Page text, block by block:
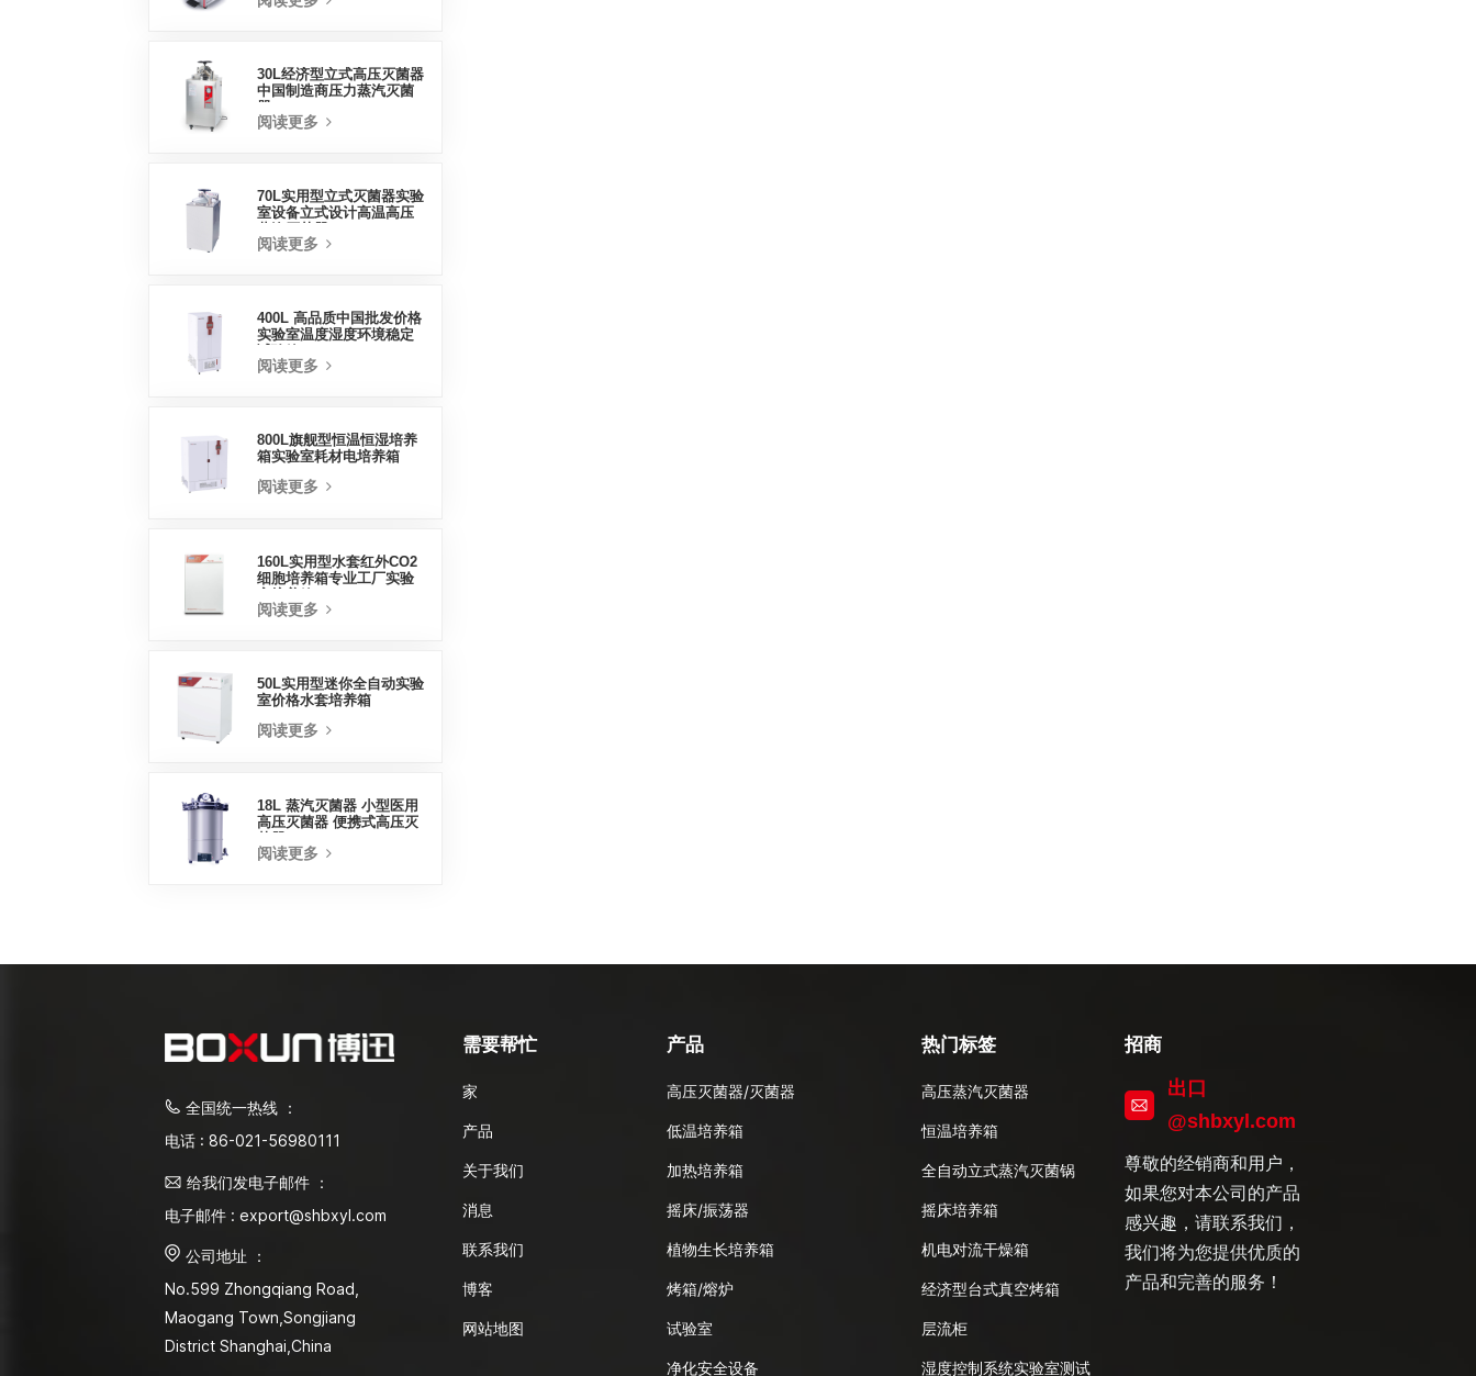
30L经济型立式高压灭菌器
中国制造商压力蒸汽灭菌
阅读更多
70L实用型立式灭菌器实验
室设备立式设计高温高压
阅读更多
400L 高品质中国批发价格
实验室温度湿度环境稳定
阅读更多
800L旗舰型恒温恒湿培养
箱实验室耗材电培养箱
阅读更多
160L实用型水套红外CO2
细胞培养箱专业工厂实验
阅读更多
50L实用型迷你全自动实验
室价格水套培养箱
阅读更多
18L 蒸汽灭菌器 小型医用
高压灭菌器 便携式高压灭
阅读更多
全国统一热线 ：
电话 : 86-021-56980111
给我们发电子邮件 ：
电子邮件 : export@shbxyl.com
公司地址 ：
No.599 Zhongqiang Road,
Maogang Town,Songjiang
District Shanghai,China
需要帮忙
家
产品
关于我们
消息
联系我们
博客
网站地图
产品
高压灭菌器/灭菌器
低温培养箱
加热培养箱
摇床/振荡器
植物生长培养箱
烤箱/熔炉
试验室
净化安全设备
热门标签
高压蒸汽灭菌器
恒温培养箱
全自动立式蒸汽灭菌锅
摇床培养箱
机电对流干燥箱
经济型台式真空烤箱
层流柜
湿度控制系统实验室测试
招商
出口
@shbxyl.com
尊敬的经销商和用户，
如果您对本公司的产品
感兴趣，请联系我们，
我们将为您提供优质的
产品和完善的服务！